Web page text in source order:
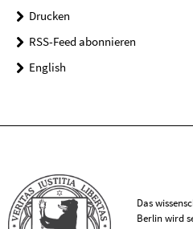
Drucken
RSS-Feed abonnieren
English
Das
Berlin wird